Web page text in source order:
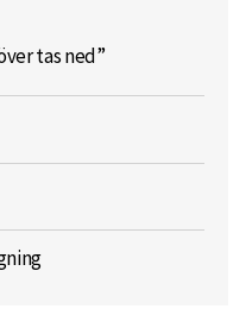
tas ned”